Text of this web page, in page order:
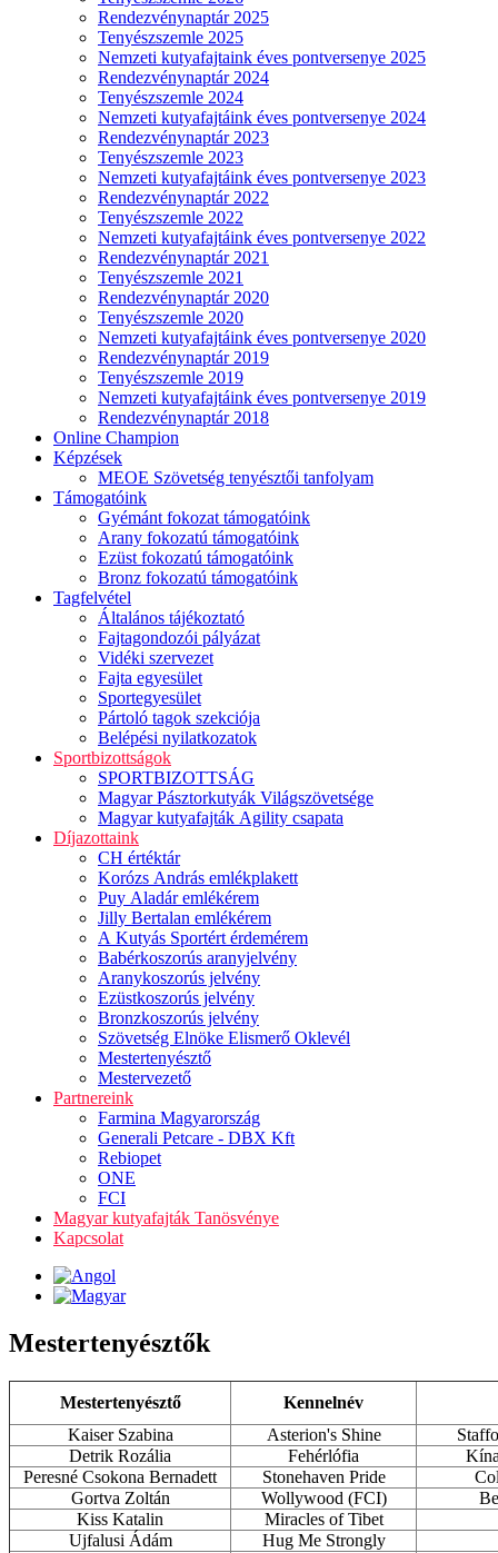
Rendezvénynaptár 2025
Tenyészszemle 2025
Nemzeti kutyafajtaink éves pontversenye 2025
Rendezvénynaptár 2024
Tenyészszemle 2024
Nemzeti kutyafajtáink éves pontversenye 2024
Rendezvénynaptár 2023
Tenyészszemle 2023
Nemzeti kutyafajtáink éves pontversenye 2023
Rendezvénynaptár 2022
Tenyészszemle 2022
Nemzeti kutyafajtáink éves pontversenye 2022
Rendezvénynaptár 2021
Tenyészszemle 2021
Rendezvénynaptár 2020
Tenyészszemle 2020
Nemzeti kutyafajtáink éves pontversenye 2020
Rendezvénynaptár 2019
Tenyészszemle 2019
Nemzeti kutyafajtáink éves pontversenye 2019
Rendezvénynaptár 2018
Online Champion
Képzések
MEOE Szövetség tenyésztői tanfolyam
Támogatóink
Gyémánt fokozat támogatóink
Arany fokozatú támogatóink
Ezüst fokozatú támogatóink
Bronz fokozatú támogatóink
Tagfelvétel
Általános tájékoztató
Fajtagondozói pályázat
Vidéki szervezet
Fajta egyesület
Sportegyesület
Pártoló tagok szekciója
Belépési nyilatkozatok
Sportbizottságok
SPORTBIZOTTSÁG
Magyar Pásztorkutyák Világszövetsége
Magyar kutyafajták Agility csapata
Díjazottaink
CH értéktár
Korózs András emlékplakett
Puy Aladár emlékérem
Jilly Bertalan emlékérem
A Kutyás Sportért érdemérem
Babérkoszorús aranyjelvény
Aranykoszorús jelvény
Ezüstkoszorús jelvény
Bronzkoszorús jelvény
Szövetség Elnöke Elismerő Oklevél
Mestertenyésztő
Mestervezető
Partnereink
Farmina Magyarország
Generali Petcare - DBX Kft
Rebiopet
ONE
FCI
Magyar kutyafajták Tanösvénye
Kapcsolat
Mestertenyésztők
Mestertenyésztő
Kennelnév
Kaiser Szabina
Asterion's Shine
Detrik Rozália
Fehérlófia
Peresné Csokona Bernadett
Stonehaven Pride
Gortva Zoltán
Wollywood (FCI)
Kiss Katalin
Miracles of Tibet
Ujfalusi Ádám
Hug Me Strongly